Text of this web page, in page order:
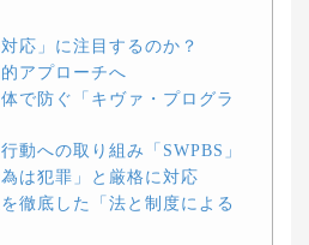
応」に注目するのか？
アプローチへ
で防ぐ「キヴァ・プログラ
動への取り組み「SWPBS」
は犯罪」と厳格に対応
徹底した「法と制度による